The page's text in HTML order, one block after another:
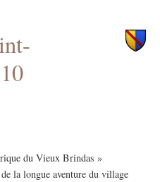
du Vieux Brindas »
la longue aventure du village